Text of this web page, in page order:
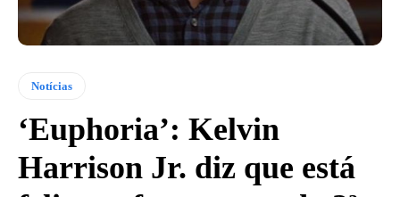
Notícias
‘Euphoria’: Kelvin
Harrison Jr. diz que está